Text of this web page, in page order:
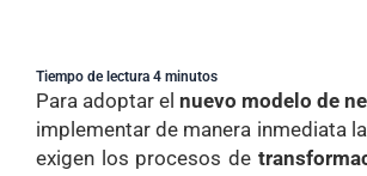
Tiempo de lectura 4 minutos
Para adoptar el nuevo modelo de
implementar de manera inmediata
exigen los procesos de